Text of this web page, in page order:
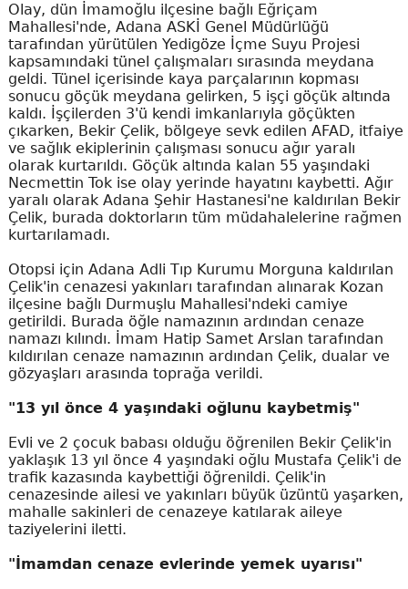
Olay, dün İmamoğlu ilçesine bağlı Eğriçam
Mahallesi'nde, Adana ASKİ Genel Müdürlüğü
tarafından yürütülen Yedigöze İçme Suyu Projesi
kapsamındaki tünel çalışmaları sırasında meydana
geldi. Tünel içerisinde kaya parçalarının kopması
sonucu göçük meydana gelirken, 5 işçi göçük altında
kaldı. İşçilerden 3'ü kendi imkanlarıyla göçükten
çıkarken, Bekir Çelik, bölgeye sevk edilen AFAD, itfaiye
ve sağlık ekiplerinin çalışması sonucu ağır yaralı
olarak kurtarıldı. Göçük altında kalan 55 yaşındaki
Necmettin Tok ise olay yerinde hayatını kaybetti. Ağır
yaralı olarak Adana Şehir Hastanesi'ne kaldırılan Bekir
Çelik, burada doktorların tüm müdahalelerine rağmen
kurtarılamadı.
Otopsi için Adana Adli Tıp Kurumu Morguna kaldırılan
Çelik'in cenazesi yakınları tarafından alınarak Kozan
ilçesine bağlı Durmuşlu Mahallesi'ndeki camiye
getirildi. Burada öğle namazının ardından cenaze
namazı kılındı. İmam Hatip Samet Arslan tarafından
kıldırılan cenaze namazının ardından Çelik, dualar ve
gözyaşları arasında toprağa verildi.
"13 yıl önce 4 yaşındaki oğlunu kaybetmiş"
Evli ve 2 çocuk babası olduğu öğrenilen Bekir Çelik'in
yaklaşık 13 yıl önce 4 yaşındaki oğlu Mustafa Çelik'i de
trafik kazasında kaybettiği öğrenildi. Çelik'in
cenazesinde ailesi ve yakınları büyük üzüntü yaşarken,
mahalle sakinleri de cenazeye katılarak aileye
taziyelerini iletti.
"İmamdan cenaze evlerinde yemek uyarısı"